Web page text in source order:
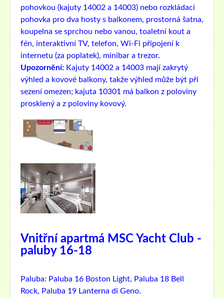
pohovkou (kajuty 14002 a 14003) nebo rozkládací
pohovka pro dva hosty s balkonem, prostorná šatna,
koupelna se sprchou nebo vanou, toaletní kout a
fén, interaktivní TV, telefon, Wi-Fi připojení k
internetu (za poplatek), minibar a trezor.
Upozornění: Kajuty 14002 a 14003 mají zakrytý
výhled a kovové balkony, takže výhled může být při
sezení omezen; kajuta 10301 má balkon z poloviny
prosklený a z poloviny kovový.
Vnitřní apartmá MSC Yacht Club -
paluby 16-18
Paluba: Paluba 16 Boston Light, Paluba 18 Bell
Rock, Paluba 19 Lanterna di Geno.